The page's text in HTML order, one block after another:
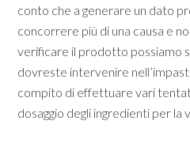
conto che a generare un dato
concorrere più di una causa e
verificare il prodotto possiamo
dovreste intervenire
compito di effettuare vari
dosaggio degli ingredienti per la